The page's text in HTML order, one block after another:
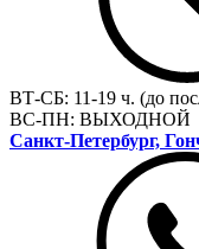
ВТ-СБ: 11-19 ч. (до
ВС-ПН: ВЫХОДНОЙ
Санкт-Петербург,